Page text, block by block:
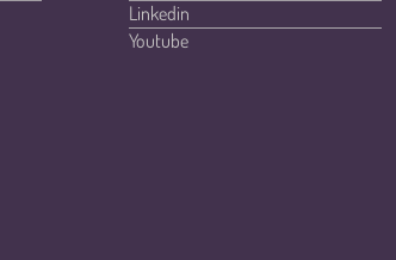
Linkedin
Youtube